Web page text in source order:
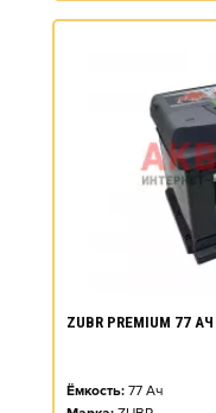
ZUBR PREMIUM 77
Ёмкость: 77 Ач